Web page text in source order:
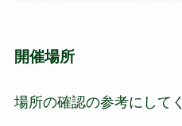
開催場所
場所の確認の参考にして